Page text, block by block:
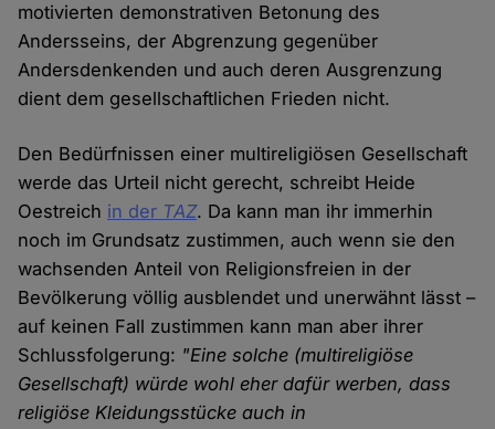
motivierten demonstrativen Betonung des
Andersseins, der Abgrenzung gegenüber
Andersdenkenden und auch deren Ausgrenzung
dient dem gesellschaftlichen Frieden nicht.
Den Bedürfnissen einer multireligiösen Gesellschaft
werde das Urteil nicht gerecht, schreibt Heide
Oestreich in der TAZ. Da kann man ihr immerhin
noch im Grundsatz zustimmen, auch wenn sie den
wachsenden Anteil von Religionsfreien in der
Bevölkerung völlig ausblendet und unerwähnt lässt –
auf keinen Fall zustimmen kann man aber ihrer
Schlussfolgerung: "Eine solche (multireligiöse
Gesellschaft) würde wohl eher dafür werben, dass
religiöse Kleidungsstücke auch in